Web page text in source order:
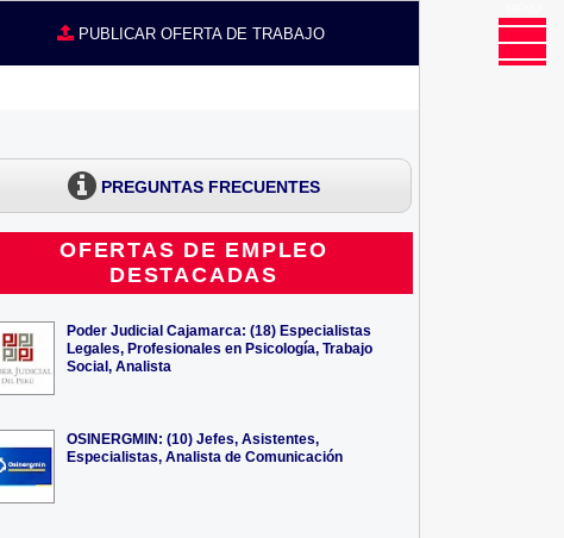
PUBLICAR OFERTA DE TRABAJO
PREGUNTAS FRECUENTES
OFERTAS DE EMPLEO
DESTACADAS
Poder Judicial Cajamarca: (18) Especialistas
Legales, Profesionales en Psicología, Trabajo
Social, Analista
OSINERGMIN: (10) Jefes, Asistentes,
Especialistas, Analista de Comunicación